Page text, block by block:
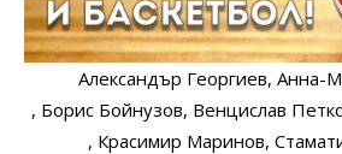
Александър Георгиев, Анна-
, Борис Бойнузов, Венцислав
, Красимир Маринов,